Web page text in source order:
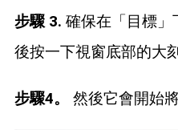
步驟 3. 確保在「目標」
後按一下視窗底部的大
步驟4。 然後它會開始